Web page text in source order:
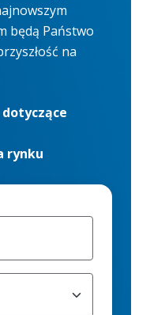
będą Państwo
na
rynku